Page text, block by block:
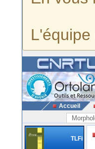
Accueil
TLFi